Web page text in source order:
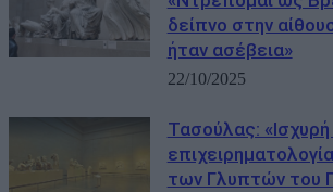
δείπνο στην
ήταν ασέβεια»
22/10/2025
Τασούλας: «Ισχυρή
των Γλυπτών του